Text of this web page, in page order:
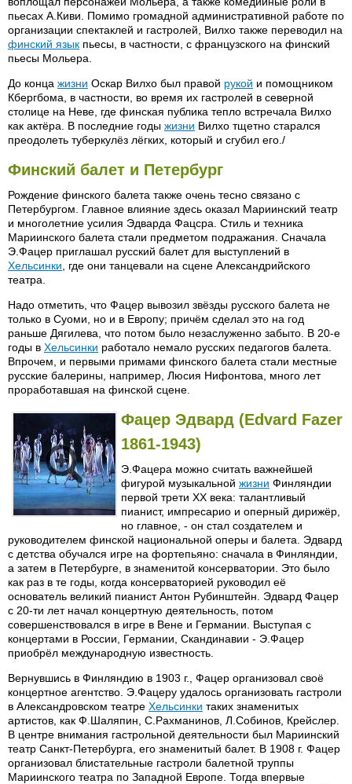
пьесах А.Киви. Помимо громадной административной работе по
организации спектаклей и гастролей, Вилхо также переводил на
финский язык пьесы, в частности, с французского на финский
пьесы Мольера.
До конца жизни Оскар Вилхо был правой рукой и помощником
Кбергбома, в частности, во время их гастролей в северной
столице на Неве, где финская публика тепло встречала Вилхо
как актёра. В последние годы жизни Вилхо тщетно старался
преодолеть туберкулёз лёгких, который и сгубил его./
Финский балет и Петербург
Рождение финского балета также очень тесно связано с
Петербургом. Главное влияние здесь оказал Мариинский театр
и многолетние усилия Эдварда Фацсра. Стиль и техника
Мариинского балета стали предметом подражания. Сначала
Э.Фацер приглашал русский балет для выступлений в
Хельсинки , где они танцевали на сцене Александрийского
театра.
Надо отметить, что Фацер вывозил звёзды русского балета не
только в Суоми, но и в Европу; причём сделал это на год
раньше Дягилева, что потом было незаслуженно забыто. В 20-е
годы в Хельсинки работало немало русских педагогов балета.
Впрочем, и первыми примами финского балета стали местные
русские балерины, например, Люсия Нифонтова, много лет
проработавшая на финской сцене.
Фацер Эдвард (Edvard Fazer
1861-1943)
Э.Фацера можно считать важнейшей
фигурой музыкальной жизни Финляндии
первой трети XX века: талантливый
пианист, импресарио и оперный дирижёр,
но главное, - он стал создателем и
руководителем финской национальной оперы и балета. Эдвард
с детства обучался игре на фортепьяно: сначала в Финляндии,
а затем в Петербурге, в знаменитой консерватории. Это было
как раз в те годы, когда консерваторией руководил её
основатель великий пианист Антон Рубинштейн. Эдвард Фацер
с 20-ти лет начал концертную деятельность, потом
совершенствовался в игре в Вене и Германии. Выступая с
концертами в России, Германии, Скандинавии - Э.Фацер
приобрёл международную известность.
Вернувшись в Финляндию в 1903 г., Фацер организовал своё
концертное агентство. Э.Фацеру удалось организовать гастроли
в Александровском театре Хельсинки таких знаменитых
артистов, как Ф.Шаляпин, С.Рахманинов, Л.Собинов, Крейслер.
В центре внимания гастрольной деятельности был Мариинский
театр Санкт-Петербурга, его знаменитый балет. В 1908 г. Фацер
организовал блистательные гастроли балетной труппы
Мариинского театра по Западной Европе. Тогда впервые